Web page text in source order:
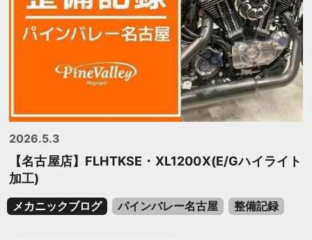
2026.5.3
【名古屋店】FLHTKSE・XL1200X(E/Gハイライト
加工)
メカニックブログ パインバレー名古屋 整備記録